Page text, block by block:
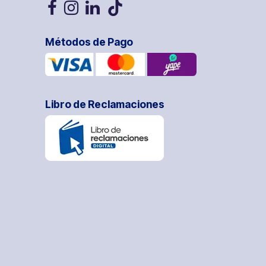
Métodos de Pago
Libro de Reclamaciones